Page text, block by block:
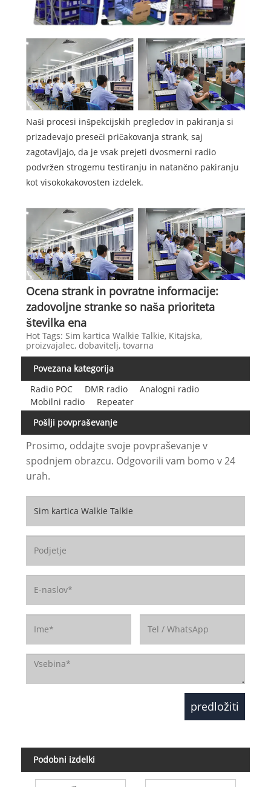
Naši procesi inšpekcijskih pregledov in pakiranja si
prizadevajo preseči pričakovanja strank, saj
zagotavljajo, da je vsak prejeti dvosmerni radio
podvržen strogemu testiranju in natančno pakiranju
kot visokokakovosten izdelek.
Ocena strank in povratne informacije:
zadovoljne stranke so naša prioriteta
številka ena
Hot Tags: Sim kartica Walkie Talkie, Kitajska,
proizvajalec, dobavitelj, tovarna
Povezana kategorija
Radio POC
DMR radio
Analogni radio
Mobilni radio
Repeater
Pošlji povpraševanje
Prosimo, oddajte svoje povpraševanje v
spodnjem obrazcu. Odgovorili vam bomo v 24
urah.
Podobni izdelki